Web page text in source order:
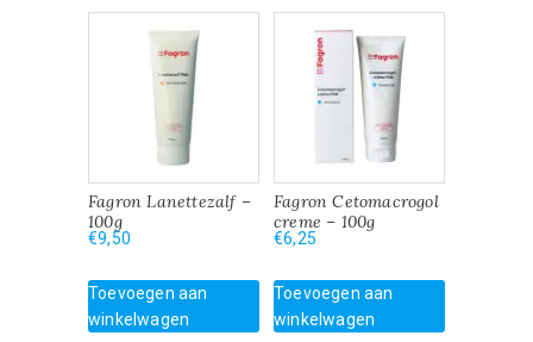
Fagron Lanettezalf –
100g
€9,50
Toevoegen aan
winkelwagen
Fagron Cetomacrogol
creme – 100g
€6,25
Toevoegen aan
winkelwagen